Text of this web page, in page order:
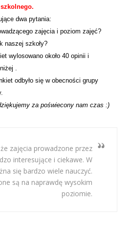
dwa pytania:
zajęcia i poziom zajęć?
naszej szkoły?
wylosowano około 40 opinii i
.
odbyło się w obecności grupy
za poświecony nam czas :)
zajęcia prowadzone przez
interesujące i ciekawe. W
się bardzo wiele nauczyć.
są na naprawdę wysokim
poziomie.